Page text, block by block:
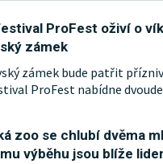
ProFest oživí o
zámek
zámek bude patřit
ProFest nabídne
zoo se chlubí dvěma
výběhu jsou blíže